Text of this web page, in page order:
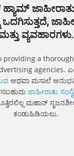
ಜಾಹೀರಾತು
ವ್ಯವಹಾರಗಳು.
providing a
agencies.
ಅಥವಾ ಮಸಾಲೆ
ಜಾಹೀರಾತು
ಗೊತ್ತಿರಲಿಲ್ಲ ಮಹಾನ್
ಕಂಡುಹಿಡಿಯಲು.